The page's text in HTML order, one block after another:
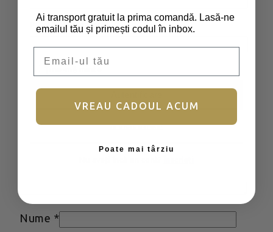
Câmpurile obligatorii sunt marcate cu
Recenzia ta*
Nume *
Parolă*Obligatoriu
Ai uitat parola?
Ai transport gratuit la prima comandă. Lasă-ne
emailul tău și primești codul în inbox.
VREAU CADOUL ACUM
Poate mai târziu